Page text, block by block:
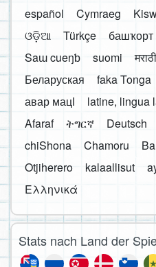
español
Cymraeg
ଓଡ଼ିଆ
Türkçe башҡорт
Saɯ cueŋƅ
suomi मराठी
Беларуская
faka Tonga
авар мацӀ
latine, lingua
Afaraf
ትግርኛ Deutsch
chiShona
Chamoru
Otjiherero
kalaallisut
Ελληνικά
Stats nach Land der